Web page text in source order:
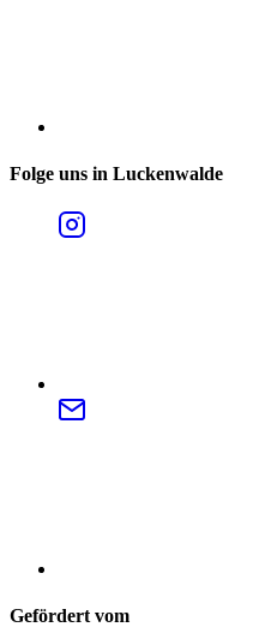
Folge uns in Luckenwalde
Gefördert vom